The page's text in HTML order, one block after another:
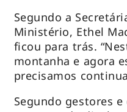
Segundo a
Ministério, Ethel
ficou para trás.
montanha e agora
precisamos
Segundo gestores